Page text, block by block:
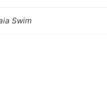
Swim